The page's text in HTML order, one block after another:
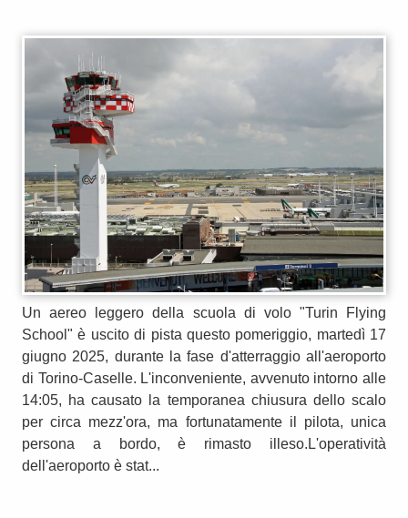
Un aereo leggero della scuola di volo "Turin Flying
School" è uscito di pista questo pomeriggio, martedì 17
giugno 2025, durante la fase d'atterraggio all'aeroporto
di Torino-Caselle. L'inconveniente, avvenuto intorno alle
14:05, ha causato la temporanea chiusura dello scalo
per circa mezz'ora, ma fortunatamente il pilota, unica
persona a bordo, è rimasto illeso.L'operatività
dell'aeroporto è stat...